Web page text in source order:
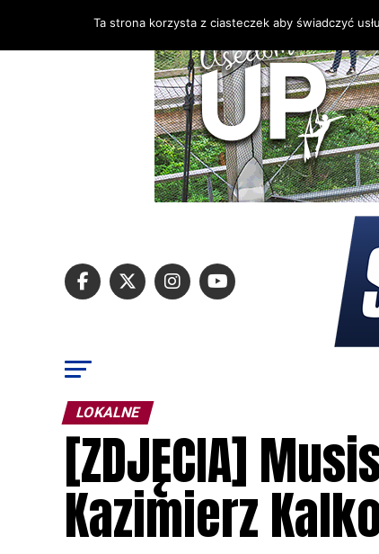
LOKALNE
[ZDJĘCIA]
Kazimierz
Ta strona korzysta z ciasteczek aby świadczyć